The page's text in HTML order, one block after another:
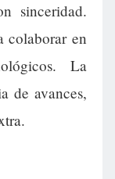
sinceridad.
colaborar en
La
de avances,